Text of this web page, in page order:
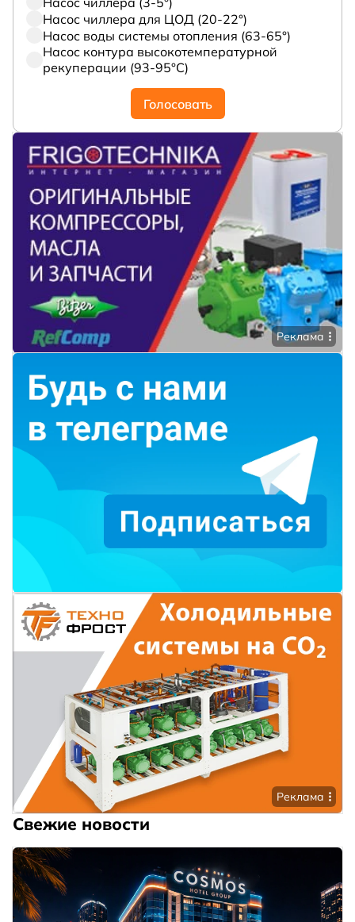
Насос чиллера для ЦОД (20-22°)
Насос воды системы отопления (63-65°)
Насос контура высокотемпературной
рекуперации (93-95°С)
Голосовать
Реклама
Реклама
Свежие новости